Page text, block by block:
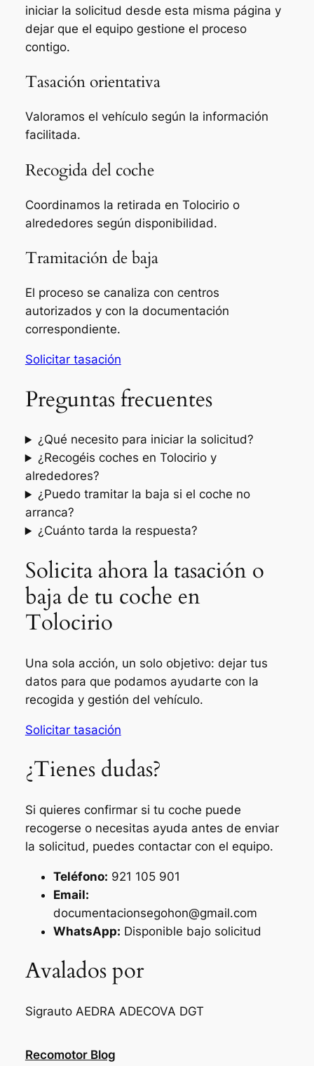
iniciar la solicitud desde esta misma página y
dejar que el equipo gestione el proceso
contigo.
Tasación orientativa
Valoramos el vehículo según la información
facilitada.
Recogida del coche
Coordinamos la retirada en Tolocirio o
alrededores según disponibilidad.
Tramitación de baja
El proceso se canaliza con centros
autorizados y con la documentación
correspondiente.
Solicitar tasación
Preguntas frecuentes
¿Qué necesito para iniciar la solicitud?
¿Recogéis coches en Tolocirio y
alrededores?
¿Puedo tramitar la baja si el coche no
arranca?
¿Cuánto tarda la respuesta?
Solicita ahora la tasación o
baja de tu coche en
Tolocirio
Una sola acción, un solo objetivo: dejar tus
datos para que podamos ayudarte con la
recogida y gestión del vehículo.
Solicitar tasación
¿Tienes dudas?
Si quieres confirmar si tu coche puede
recogerse o necesitas ayuda antes de enviar
la solicitud, puedes contactar con el equipo.
Teléfono: 921 105 901
Email:
documentacionsegohon@gmail.com
WhatsApp: Disponible bajo solicitud
Avalados por
Sigrauto AEDRA ADECOVA DGT
Recomotor Blog